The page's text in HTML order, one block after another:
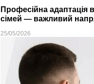
Професійна адаптація
сімей — важливий
25/05/2026